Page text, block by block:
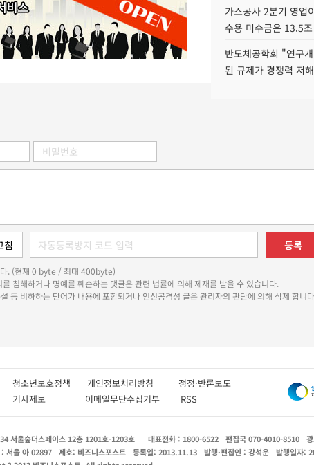
가스공사 2분기 영업
수용 미수금은 13.5조
반도체공학회 "연구
된 규제가 경쟁력 저
등록
다. (현재 0 byte / 최대 400byte)
침해하거나 명예를 훼손하는 댓글은 관련 법률에 의해 제재를 받을 수 있습니다.
등 비하하는 단어가 내용에 포함되거나 인신공격성 글은 관리자의 판단에 의해 삭제 합니
청소년보호정책 개인정보처리방침 정정·반론보도
기사제보 이메일무단수집거부 RSS
서울숲더스페이스 12층 1201호-1203호 대표전화 : 1800-6522 편집국 070-4010-8510
: 서울 아 02897 제호: 비즈니스포스트 등록일: 2013.11.13 발행·편집인 : 강석운 발행일자: